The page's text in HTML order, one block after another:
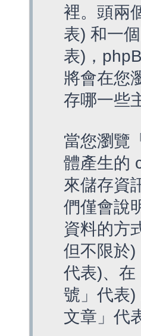
裡。頭兩
表) 和一
表)，
將會在您
存哪一些
當您瀏覽
體產生的
來儲存資
們僅會說
資料的方
但不限於)
代表)、在
號」代表)
文章」代